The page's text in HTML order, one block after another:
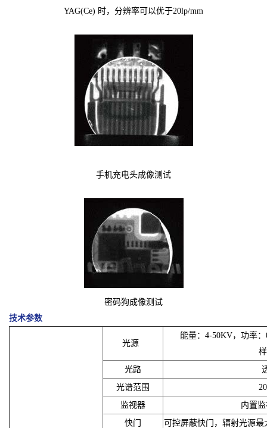
YAG(Ce) 时，分辨率可以优于20lp/mm
手机充电头成像测试
密码狗成像测试
技术参数
光源
能量：4-50KV，功率
光路
光谱范围
监视器
内置
快门
可控屏蔽快门，辐射光源